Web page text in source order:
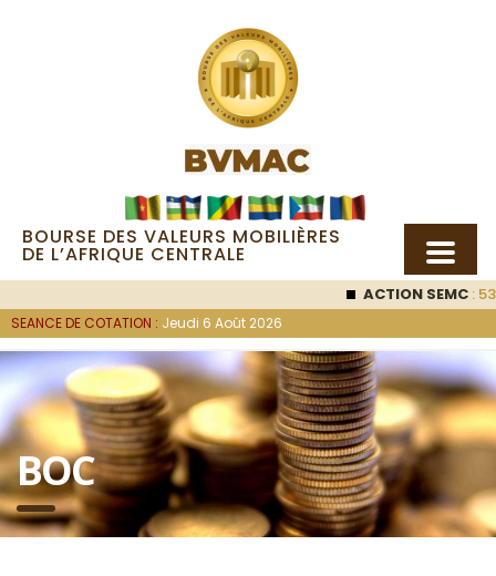
BOURSE DES VALEURS MOBILIÈRES
DE L’AFRIQUE CENTRALE
ACTION SEMC: 53
SEANCE DE COTATION : Jeudi 6 Août 2026
BOC